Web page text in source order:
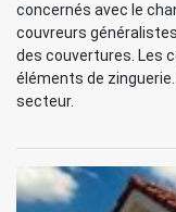
concernés avec le
couvreurs
des couvertures. Les
éléments de
secteur.